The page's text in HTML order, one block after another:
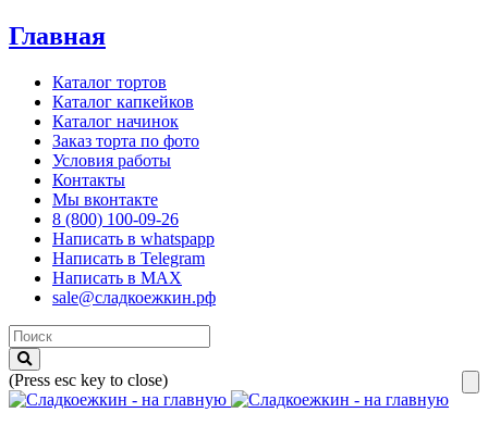
Главная
Каталог тортов
Каталог капкейков
Каталог начинок
Заказ торта по фото
Условия работы
Контакты
Мы вконтакте
8 (800) 100-09-26
Написать в whatspapp
Написать в Telegram
Написать в MAX
sale@сладкоежкин.рф
(Press esc key to close)